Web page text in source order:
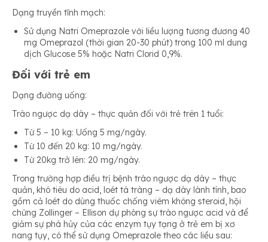
Dạng truyền tĩnh mạch:
Sử dụng Natri Omeprazole với liều lượng tương đương 40
mg Omeprazol (thời gian 20-30 phút) trong 100 ml dung
dịch Glucose 5% hoặc Natri Clorid 0,9%.
Đối với trẻ em
Dạng đường uống:
Trào ngược dạ dày – thực quản đối với trẻ trên 1 tuổi:
Từ 5 – 10 kg: Uống 5 mg/ngày.
Từ 10 đến 20 kg: 10 mg/ngày.
Từ 20kg trở lên: 20 mg/ngày.
Trong trường hợp điều trị bệnh trào ngược dạ dày – thực
quản, khó tiêu do acid, loét tá tràng – dạ dày lành tính, bao
gồm cả loét do dùng thuốc chống viêm không steroid, hội
chứng Zollinger – Ellison dự phòng sự trào ngược acid và để
giảm sự phá hủy của các enzym tụy tạng ở trẻ em bị xơ
nang tụy, có thể sử dụng Omeprazole theo các liều sau: